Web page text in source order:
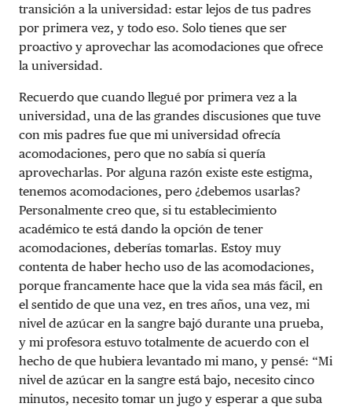
transición a la universidad: estar lejos de tus padres
por primera vez, y todo eso. Solo tienes que ser
proactivo y aprovechar las acomodaciones que ofrece
la universidad.
Recuerdo que cuando llegué por primera vez a la
universidad, una de las grandes discusiones que tuve
con mis padres fue que mi universidad ofrecía
acomodaciones, pero que no sabía si quería
aprovecharlas. Por alguna razón existe este estigma,
tenemos acomodaciones, pero ¿debemos usarlas?
Personalmente creo que, si tu establecimiento
académico te está dando la opción de tener
acomodaciones, deberías tomarlas. Estoy muy
contenta de haber hecho uso de las acomodaciones,
porque francamente hace que la vida sea más fácil, en
el sentido de que una vez, en tres años, una vez, mi
nivel de azúcar en la sangre bajó durante una prueba,
y mi profesora estuvo totalmente de acuerdo con el
hecho de que hubiera levantado mi mano, y pensé: “Mi
nivel de azúcar en la sangre está bajo, necesito cinco
minutos, necesito tomar un jugo y esperar a que suba